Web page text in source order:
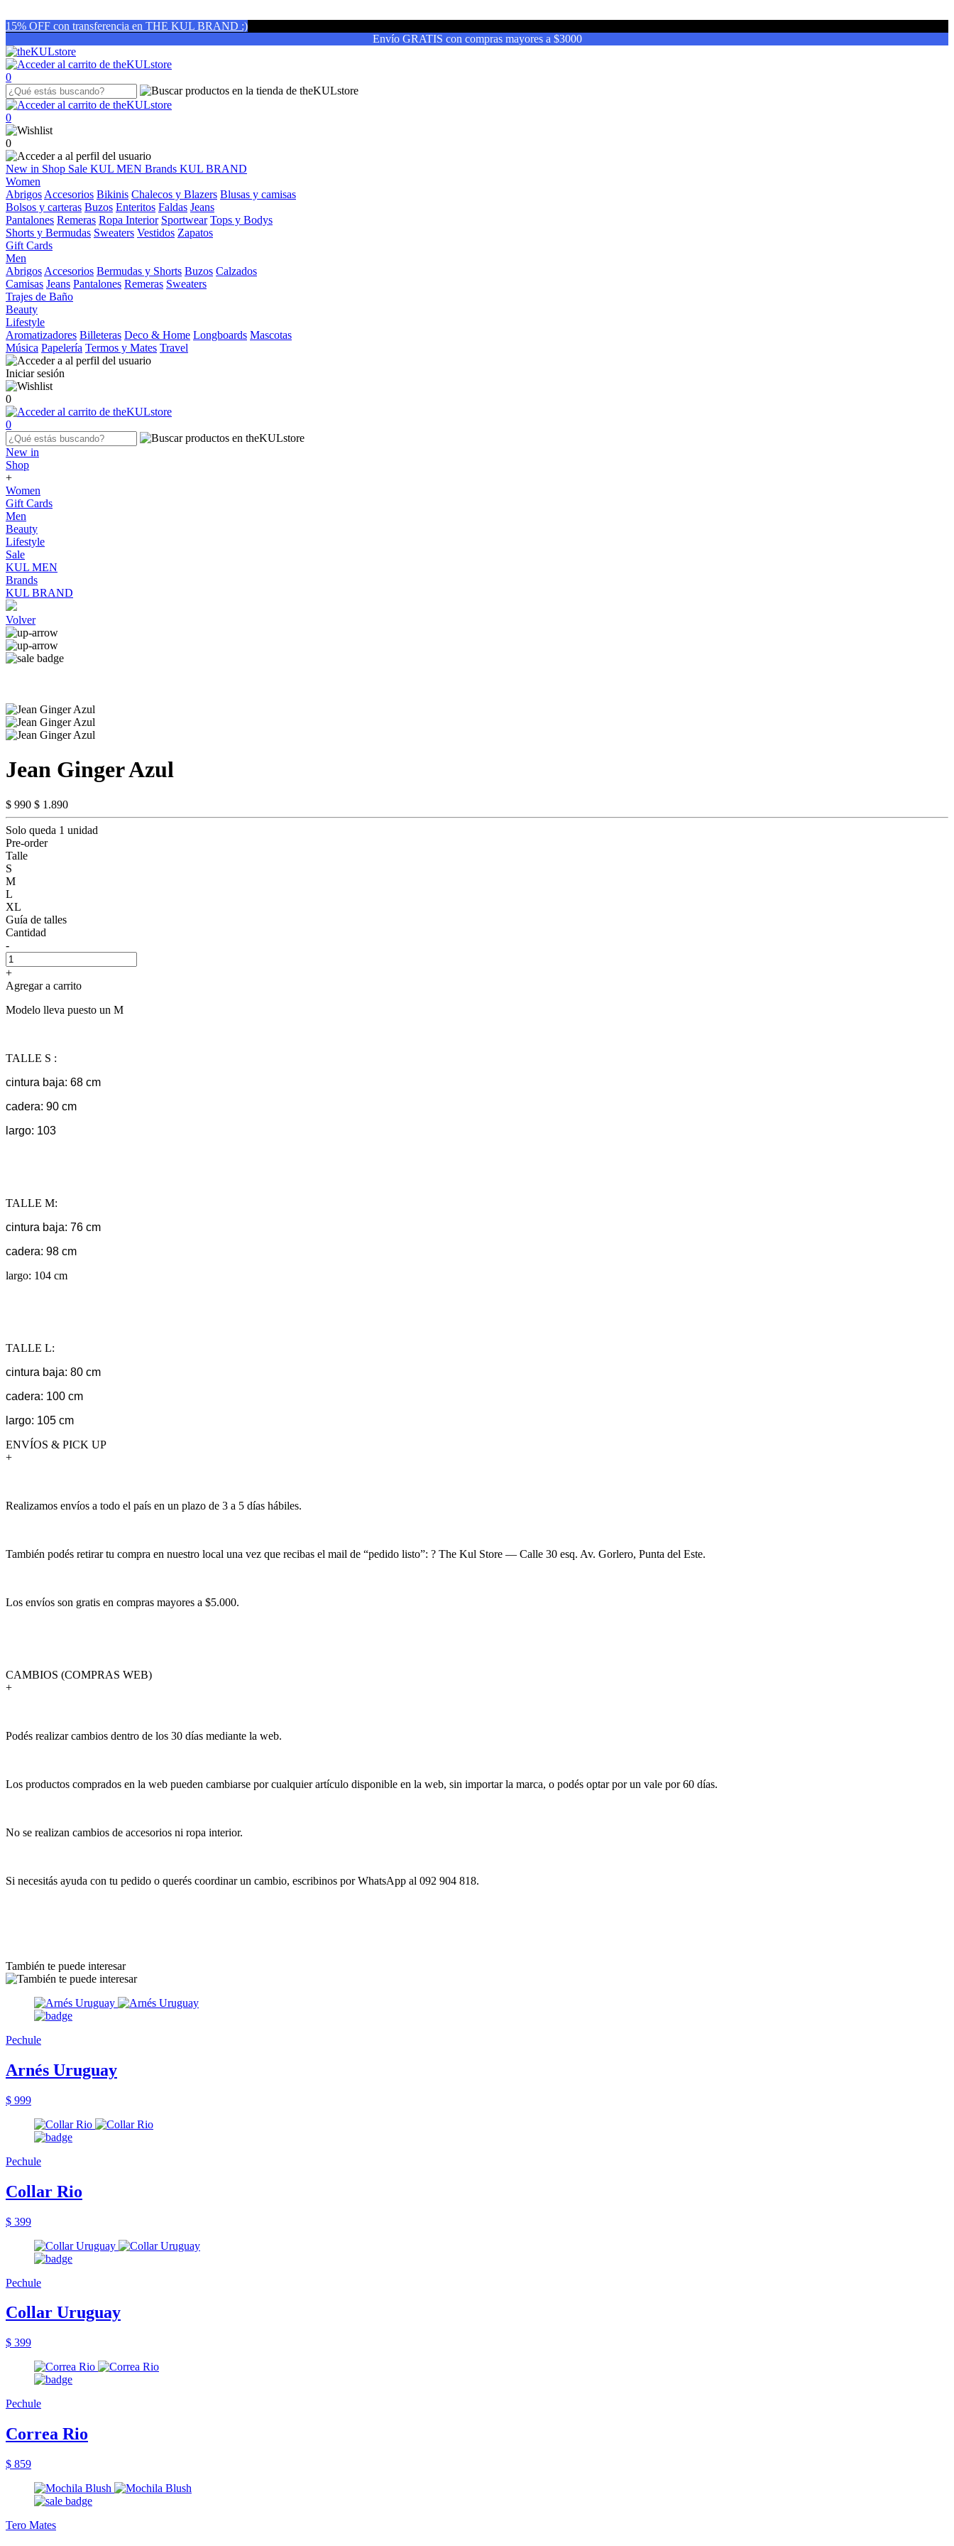
15% OFF con transferencia en THE KUL BRAND :)
Envío GRATIS con compras mayores a $3000
0
0
0
New in Shop Sale KUL MEN Brands KUL BRAND
Women
Abrigos Accesorios Bikinis Chalecos y Blazers Blusas y camisas
Bolsos y carteras Buzos Enteritos Faldas Jeans
Pantalones Remeras Ropa Interior Sportwear Tops y Bodys
Shorts y Bermudas Sweaters Vestidos Zapatos
Gift Cards
Men
Abrigos Accesorios Bermudas y Shorts Buzos Calzados
Camisas Jeans Pantalones Remeras Sweaters
Trajes de Baño
Beauty
Lifestyle
Aromatizadores Billeteras Deco & Home Longboards Mascotas
Música Papelería Termos y Mates Travel
Iniciar sesión
0
0
New in
Shop
+
Women
Gift Cards
Men
Beauty
Lifestyle
Sale
KUL MEN
Brands
KUL BRAND
Volver
Jean Ginger Azul
$ 990 $ 1.890
Solo queda 1 unidad
Pre-order
Talle
S
M
L
XL
Guía de talles
Cantidad
-
+
Agregar a carrito
Modelo lleva puesto un M
TALLE S :
cintura baja: 68 cm
cadera: 90 cm
largo: 103
TALLE M:
cintura baja: 76 cm
cadera: 98 cm
largo: 104 cm
TALLE L:
cintura baja: 80 cm
cadera: 100 cm
largo: 105 cm
ENVÍOS & PICK UP
+
Realizamos envíos a todo el país en un plazo de 3 a 5 días hábiles.
También podés retirar tu compra en nuestro local una vez que recibas el mail de “pedido listo”: ? The Kul Store — Calle 30 esq. Av. Gorlero, Punta del Este.
Los envíos son gratis en compras mayores a $5.000.
CAMBIOS (COMPRAS WEB)
+
Podés realizar cambios dentro de los 30 días mediante la web.
Los productos comprados en la web pueden cambiarse por cualquier artículo disponible en la web, sin importar la marca, o podés optar por un vale por 60 días.
No se realizan cambios de accesorios ni ropa interior.
Si necesitás ayuda con tu pedido o querés coordinar un cambio, escribinos por WhatsApp al 092 904 818.
También te puede interesar
Pechule
Arnés Uruguay
$ 999
Pechule
Collar Rio
$ 399
Pechule
Collar Uruguay
$ 399
Pechule
Correa Rio
$ 859
Tero Mates